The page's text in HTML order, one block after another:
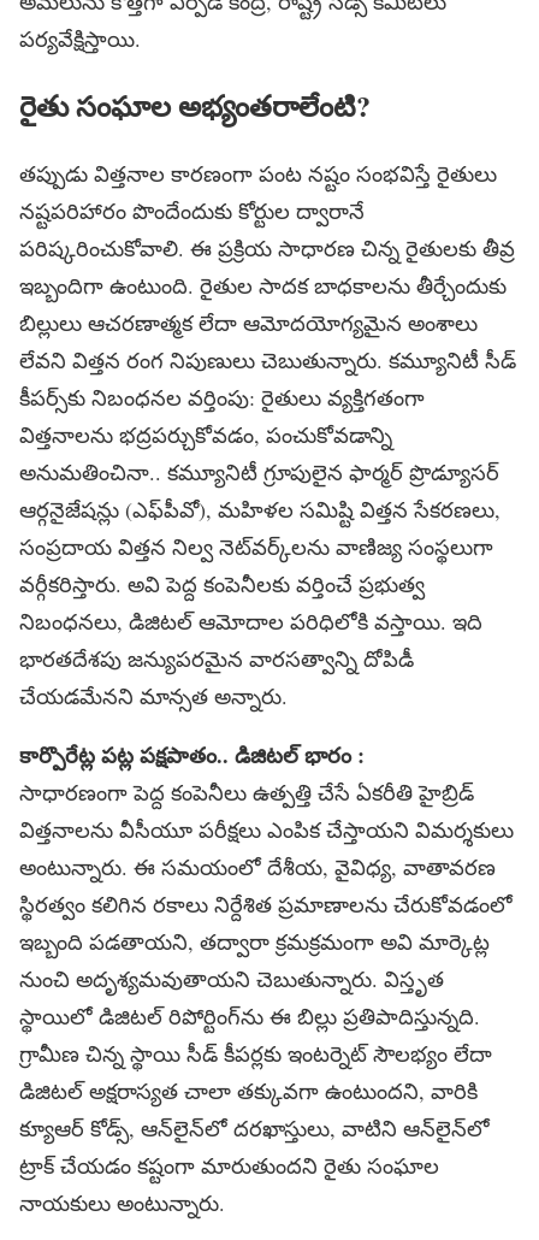
పర్యవేక్షిస్తాయి.
రైతు సంఘాల అభ్యంతరాలేంటి?
తప్పుడు విత్తనాల కారణంగా పంట నష్టం సంభవిస్తే రైతులు
నష్టపరిహారం పొందేందుకు కోర్టుల ద్వారానే
పరిష్కరించుకోవాలి. ఈ ప్రక్రియ సాధారణ చిన్న రైతులకు తీవ్ర
ఇబ్బందిగా ఉంటుంది. రైతుల సాదక బాధకాలను తీర్చేందుకు
బిల్లులు ఆచరణాత్మక లేదా ఆమోదయోగ్యమైన అంశాలు
లేవని విత్తన రంగ నిపుణులు చెబుతున్నారు. కమ్యూనిటీ సీడ్‌
కీపర్స్‌కు నిబంధనల వర్తింపు: రైతులు వ్యక్తిగతంగా
విత్తనాలను భద్రపర్చుకోవడం, పంచుకోవడాన్ని
అనుమతించినా.. కమ్యూనిటీ గ్రూపులైన ఫార్మర్‌ ప్రొడ్యూసర్‌
ఆర్గనైజేషన్లు (ఎఫ్‌పీవో), మహిళల సమిష్టి విత్తన సేకరణలు,
సంప్రదాయ విత్తన నిల్వ నెట్‌వర్క్‌లను వాణిజ్య సంస్థలుగా
వర్గీకరిస్తారు. అవి పెద్ద కంపెనీలకు వర్తించే ప్రభుత్వ
నిబంధనలు, డిజిటల్‌ ఆమోదాల పరిధిలోకి వస్తాయి. ఇది
భారతదేశపు జన్యుపరమైన వారసత్వాన్ని దోపిడీ
చేయడమేనని మాన్సత అన్నారు.
కార్పొరేట్ల పట్ల పక్షపాతం.. డిజిటల్‌ భారం :
సాధారణంగా పెద్ద కంపెనీలు ఉత్పత్తి చేసే ఏకరీతి హైబ్రిడ్‌
విత్తనాలను వీసీయూ పరీక్షలు ఎంపిక చేస్తాయని విమర్శకులు
అంటున్నారు. ఈ సమయంలో దేశీయ, వైవిధ్య, వాతావరణ
స్థిరత్వం కలిగిన రకాలు నిర్దేశిత ప్రమాణాలను చేరుకోవడంలో
ఇబ్బంది పడతాయని, తద్వారా క్రమక్రమంగా అవి మార్కెట్ల
నుంచి అదృశ్యమవుతాయని చెబుతున్నారు. విస్తృత
స్థాయిలో డిజిటల్‌ రిపోర్టింగ్‌ను ఈ బిల్లు ప్రతిపాదిస్తున్నది.
గ్రామీణ చిన్న స్థాయి సీడ్‌ కీపర్లకు ఇంటర్నెట్‌ సౌలభ్యం లేదా
డిజిటల్‌ అక్షరాస్యత చాలా తక్కువగా ఉంటుందని, వారికి
క్యూఆర్‌ కోడ్స్‌, ఆన్‌లైన్‌లో దరఖాస్తులు, వాటిని ఆన్‌లైన్‌లో
ట్రాక్‌ చేయడం కష్టంగా మారుతుందని రైతు సంఘాల
నాయకులు అంటున్నారు.